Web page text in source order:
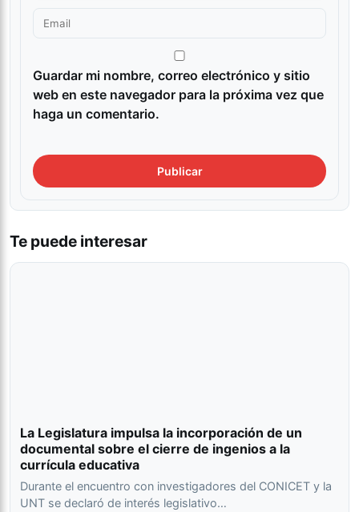
Guardar mi nombre, correo electrónico y sitio
web en este navegador para la próxima vez que
haga un comentario.
Te puede interesar
La Legislatura impulsa la incorporación de un
documental sobre el cierre de ingenios a la
currícula educativa
Durante el encuentro con investigadores del CONICET y la
UNT se declaró de interés legislativo…